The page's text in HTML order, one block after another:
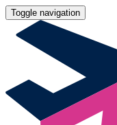
Toggle navigation